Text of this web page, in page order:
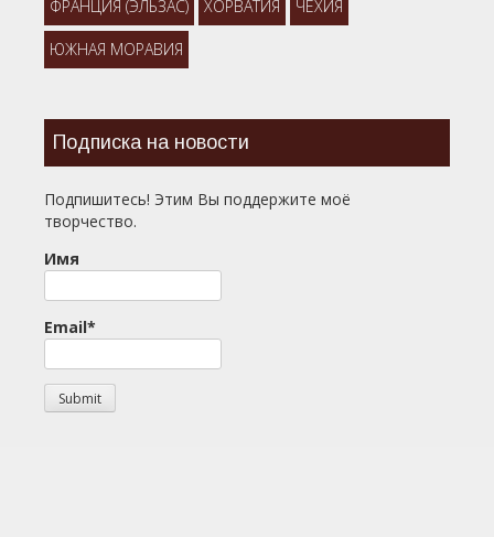
ФРАНЦИЯ (ЭЛЬЗАС) ХОРВАТИЯ ЧЕХИЯ
ЮЖНАЯ МОРАВИЯ
Подписка на новости
Подпишитесь! Этим Вы поддержите моё
творчество.
Имя
Email*